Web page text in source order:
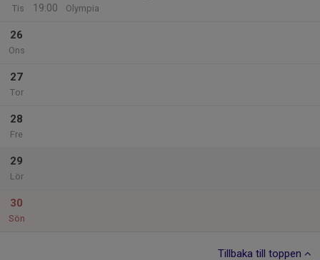
Tis
19:00
Olympia
26
Ons
27
Tor
28
Fre
29
Lör
30
Sön
Tillbaka till toppen